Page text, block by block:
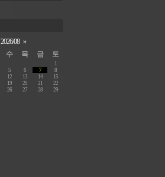
2026/08 »
수 목 금 토
1
5 6 7
8
12 13 14
15
19 20 21
22
26 27 28
29